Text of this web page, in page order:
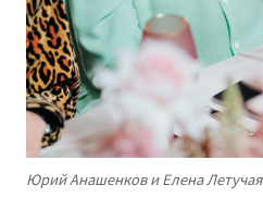
Юрий Анашенков и Елена Летучая